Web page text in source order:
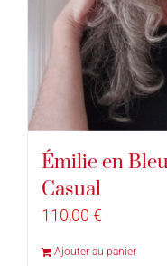
Émilie en
Casual
110,00 €
Ajouter au panier